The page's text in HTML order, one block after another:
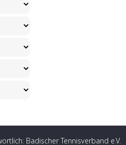
Badischer Tennisverband e.V.